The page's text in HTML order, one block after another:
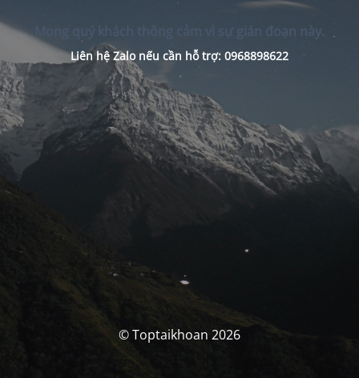
Mong quý khách thông cảm vì sự gián đoạn này.
Liên hệ Zalo nếu cần hỗ trợ: 0968898622
© Toptaikhoan 2026